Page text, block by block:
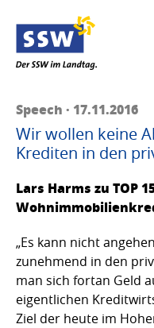
Speech · 17.11.2016
Wir wollen keine
Krediten in den
Lars Harms zu TOP
„Es kann nicht
zunehmend in den
man sich fortan Geld
eigentlichen
Ziel der heute im